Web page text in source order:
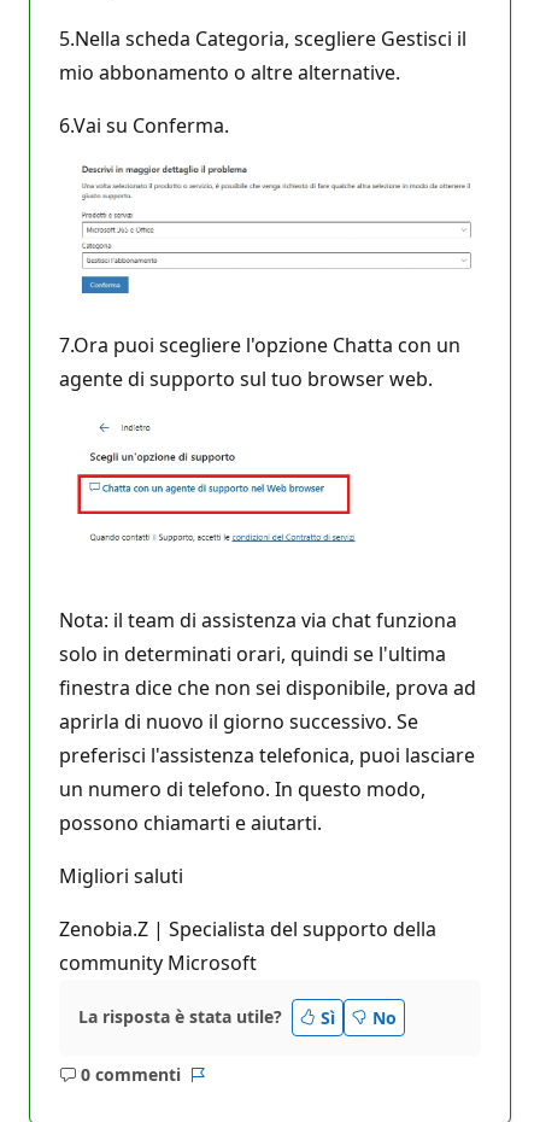
5.Nella scheda Categoria, scegliere Gestisci il
mio abbonamento o altre alternative.
6.Vai su Conferma.
7.Ora puoi scegliere l'opzione Chatta con un
agente di supporto sul tuo browser web.
Nota: il team di assistenza via chat funziona
solo in determinati orari, quindi se l'ultima
finestra dice che non sei disponibile, prova ad
aprirla di nuovo il giorno successivo. Se
preferisci l'assistenza telefonica, puoi lasciare
un numero di telefono. In questo modo,
possono chiamarti e aiutarti.
Migliori saluti
Zenobia.Z | Specialista del supporto della
community Microsoft
La risposta è stata utile? Sì No
0 commenti
Nessun